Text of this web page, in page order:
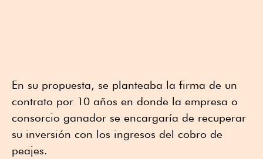
En su propuesta, se planteaba la firma de un
contrato por 10 años en donde la empresa o
consorcio ganador se encargaría de recuperar
su inversión con los ingresos del cobro de
peajes.